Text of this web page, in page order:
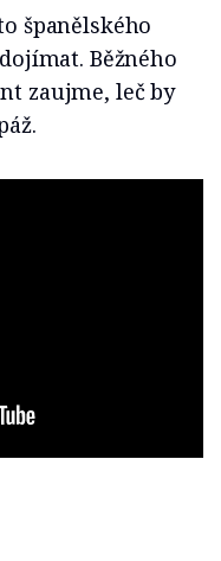
španělského
Běžného
zaujme, leč by